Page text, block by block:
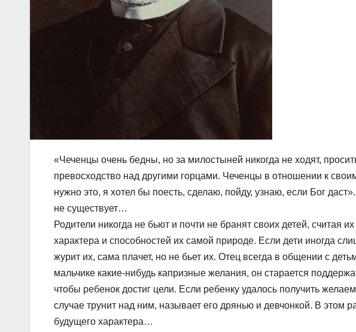
«Чеченцы очень бедны, но за милостыней никогда не ходят,
превосходство над другими горцами. Чеченцы в отношении к
нужно это, я хотел бы поесть, сделаю, пойду, узнаю, если Бог
не существует…
Родители никогда не бьют и почти не бранят своих детей, считая
характера и способностей их самой природе. Если дети иногда
журит их, сама плачет, но не бьет их. Отец всегда в общении с
мальчике какие-нибудь капризные желания, он старается
чтобы ребенок достиг цели. Если ребенку удалось получить
случае трунит над ним, называет его дрянью и девчонкой. В этом
будущего характера…